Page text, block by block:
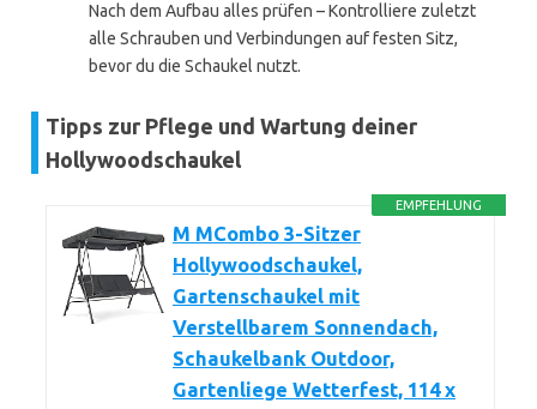
Nach dem Aufbau alles prüfen – Kontrolliere zuletzt
alle Schrauben und Verbindungen auf festen Sitz,
bevor du die Schaukel nutzt.
Tipps zur Pflege und Wartung deiner
Hollywoodschaukel
EMPFEHLUNG
M MCombo 3-Sitzer
Hollywoodschaukel,
Gartenschaukel mit
Verstellbarem Sonnendach,
Schaukelbank Outdoor,
Gartenliege Wetterfest, 114 x